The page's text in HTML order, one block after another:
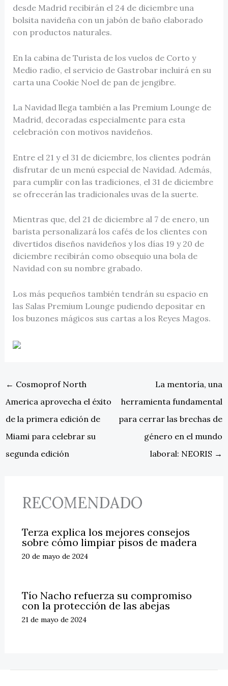
desde Madrid recibirán el 24 de diciembre una
bolsita navideña con un jabón de baño elaborado
con productos naturales.
En la cabina de Turista de los vuelos de Corto y
Medio radio, el servicio de Gastrobar incluirá en su
carta una Cookie Noel de pan de jengibre.
La Navidad llega también a las Premium Lounge de
Madrid, decoradas especialmente para esta
celebración con motivos navideños.
Entre el 21 y el 31 de diciembre, los clientes podrán
disfrutar de un menú especial de Navidad. Además,
para cumplir con las tradiciones, el 31 de diciembre
se ofrecerán las tradicionales uvas de la suerte.
Mientras que, del 21 de diciembre al 7 de enero, un
barista personalizará los cafés de los clientes con
divertidos diseños navideños y los días 19 y 20 de
diciembre recibirán como obsequio una bola de
Navidad con su nombre grabado.
Los más pequeños también tendrán su espacio en
las Salas Premium Lounge pudiendo depositar en
los buzones mágicos sus cartas a los Reyes Magos.
← Cosmoprof North
America aprovecha el éxito
de la primera edición de
Miami para celebrar su
segunda edición
La mentoría, una
herramienta fundamental
para cerrar las brechas de
género en el mundo
laboral: NEORIS →
RECOMENDADO
Terza explica los mejores consejos
sobre cómo limpiar pisos de madera
20 de mayo de 2024
Tío Nacho refuerza su compromiso
con la protección de las abejas
21 de mayo de 2024